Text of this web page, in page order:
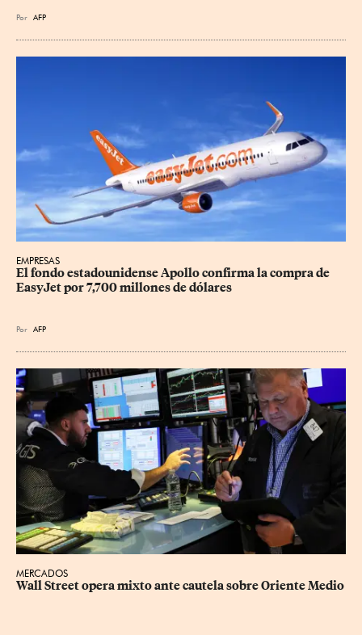
Por AFP
EMPRESAS
El fondo estadounidense Apollo confirma la compra de
EasyJet por 7,700 millones de dólares
Por AFP
MERCADOS
Wall Street opera mixto ante cautela sobre Oriente Medio